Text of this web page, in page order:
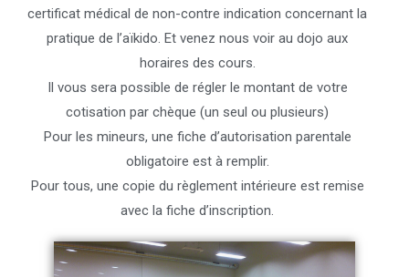
certificat médical de non-contre indication concernant la
pratique de l’aïkido. Et venez nous voir au dojo aux
horaires des cours.
Il vous sera possible de régler le montant de votre
cotisation par chèque (un seul ou plusieurs)
Pour les mineurs, une fiche d’autorisation parentale
obligatoire est à remplir.
Pour tous, une copie du règlement intérieure est remise
avec la fiche d’inscription.